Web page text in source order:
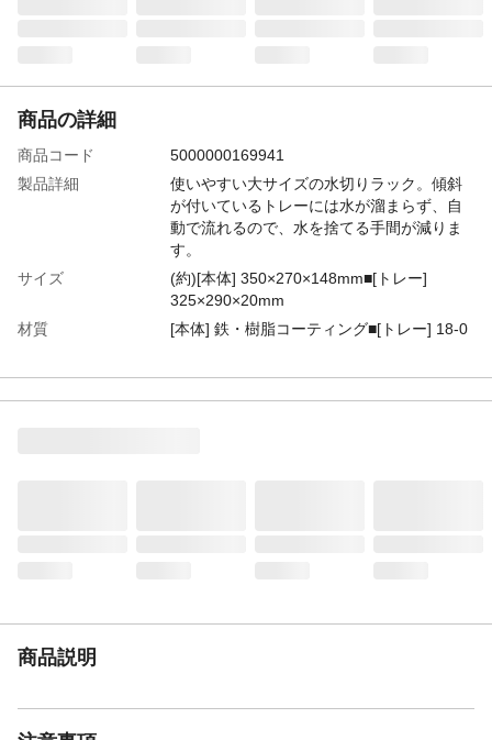
商品の詳細
商品コード
5000000169941
製品詳細
使いやすい大サイズの水切りラック。傾斜
が付いているトレーには水が溜まらず、自
動で流れるので、水を捨てる手間が減りま
す。
サイズ
(約)[本体] 350×270×148mm■[トレー]
325×290×20mm
材質
[本体] 鉄・樹脂コーティング■[トレー] 18-0
製品重量
約1210g
商品説明